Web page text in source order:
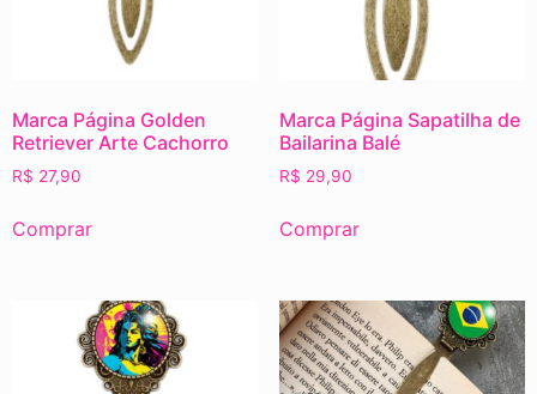
Marca Página Golden
Retriever Arte Cachorro
R$ 27,90
Comprar
Marca Página Sapatilha de
Bailarina Balé
R$ 29,90
Comprar